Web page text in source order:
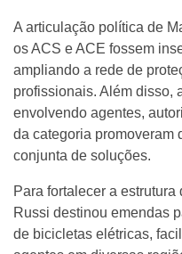
A articulação política de
os ACS e ACE fossem
ampliando a rede de
profissionais. Além disso,
envolvendo agentes,
da categoria promoveram
conjunta de soluções.
Para fortalecer a
Russi destinou emendas
de bicicletas elétricas,